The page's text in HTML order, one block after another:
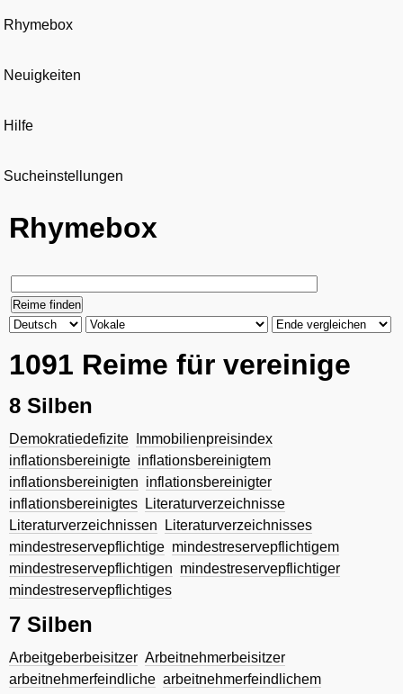
Rhymebox
Neuigkeiten
Hilfe
Sucheinstellungen
Rhymebox
1091 Reime für vereinige
8 Silben
Demokratiedefizite
Immobilienpreisindex
inflationsbereinigte inflationsbereinigtem
inflationsbereinigten inflationsbereinigter
inflationsbereinigtes
Literaturverzeichnisse
Literaturverzeichnissen
Literaturverzeichnisses
mindestreservepflichtige mindestreservepflichtigem
mindestreservepflichtigen mindestreservepflichtiger
mindestreservepflichtiges
7 Silben
Arbeitgeberbeisitzer Arbeitnehmerbeisitzer
arbeitnehmerfeindliche arbeitnehmerfeindlichem